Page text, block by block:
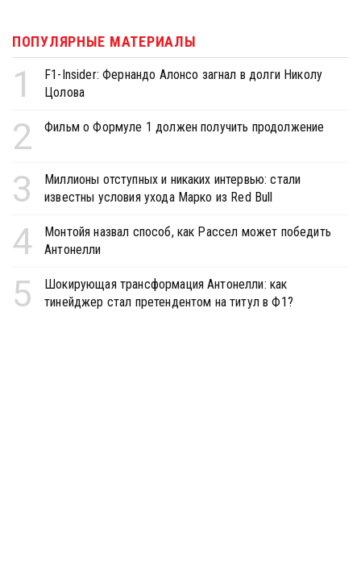
ПОПУЛЯРНЫЕ МАТЕРИАЛЫ
1
F1-Insider: Фернандо Алонсо загнал в долги Николу
Цолова
2 Фильм о Формуле 1 должен получить продолжение
3
Миллионы отступных и никаких интервью: стали
известны условия ухода Марко из Red Bull
4
Монтойя назвал способ, как Рассел может победить
Антонелли
5
Шокирующая трансформация Антонелли: как
тинейджер стал претендентом на титул в Ф1?